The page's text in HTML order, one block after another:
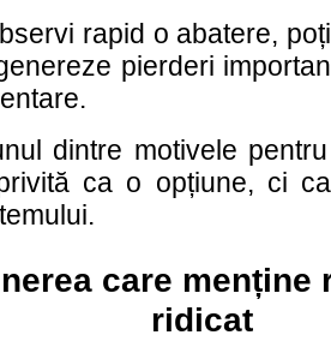
rapid o abatere,
pierderi
dintre motivele
ca o opțiune, ci
care menține
ridicat